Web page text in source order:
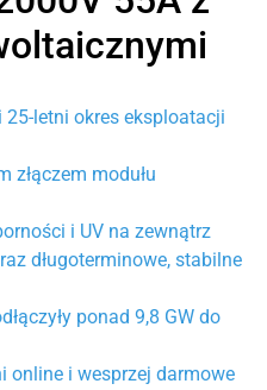
25-letni okres eksploatacji
złączem modułu
i UV na zewnątrz
długoterminowe, stabilne
ponad 9,8 GW do
online i wesprzej darmowe